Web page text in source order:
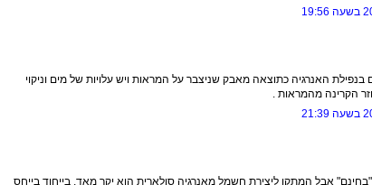
האנרגיה כתוצאה מאבק שניצבר על המראות ויש עלויות של מים וניקוי
הקרינה מהמראות .
אבל המתקן ליצירת חשמל מאנרגיה סולארית הוא יקר מאד, בייחוד בייחס